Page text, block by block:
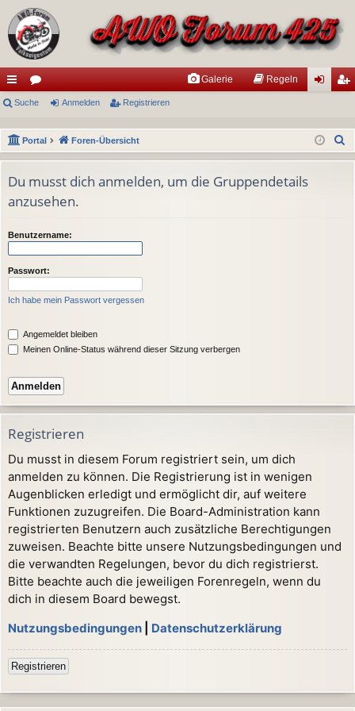
ch
ne
llz
ug
riff
or
en
Galerie Regeln
m
el
ist
rie
Suche Anmelden Registrieren
Portal Foren-Übersicht
Du musst dich anmelden, um die Gruppendetails
anzusehen.
Benutzername:
Passwort:
Ich habe mein Passwort vergessen
Angemeldet bleiben
Meinen Online-Status während dieser Sitzung verbergen
Registrieren
Du musst in diesem Forum registriert sein, um dich
anmelden zu können. Die Registrierung ist in wenigen
Augenblicken erledigt und ermöglicht dir, auf weitere
Funktionen zuzugreifen. Die Board-Administration kann
registrierten Benutzern auch zusätzliche Berechtigungen
zuweisen. Beachte bitte unsere Nutzungsbedingungen und
die verwandten Regelungen, bevor du dich registrierst.
Bitte beachte auch die jeweiligen Forenregeln, wenn du
dich in diesem Board bewegst.
Nutzungsbedingungen
Datenschutzerklärung
Registrieren